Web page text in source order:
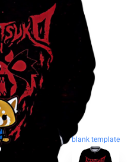
blank template